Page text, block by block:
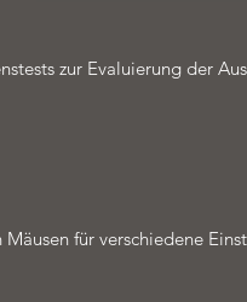
zur Evaluierung der
für verschiedene